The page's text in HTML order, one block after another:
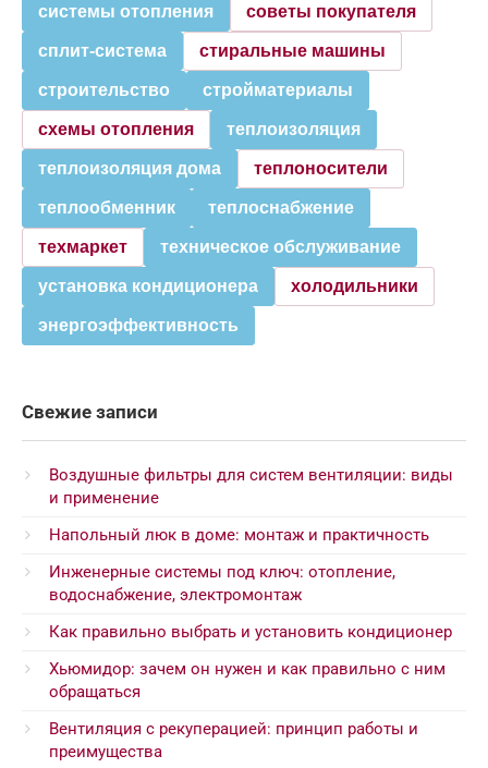
системы отопления советы покупателя
сплит-система стиральные машины
строительство стройматериалы
схемы отопления теплоизоляция
теплоизоляция дома теплоносители
теплообменник теплоснабжение
техмаркет техническое обслуживание
установка кондиционера холодильники
энергоэффективность
Свежие записи
Воздушные фильтры для систем вентиляции: виды
и применение
Напольный люк в доме: монтаж и практичность
Инженерные системы под ключ: отопление,
водоснабжение, электромонтаж
Как правильно выбрать и установить кондиционер
Хьюмидор: зачем он нужен и как правильно с ним
обращаться
Вентиляция с рекуперацией: принцип работы и
преимущества